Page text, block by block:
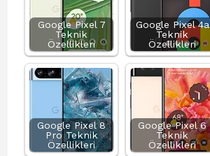
Google Pixel 7
Teknik
Özellikleri
Google Pixel 4a
Teknik
Özellikleri
Google Pixel 8
Pro Teknik
Özellikleri
Google Pixel 6
Teknik
Özellikleri